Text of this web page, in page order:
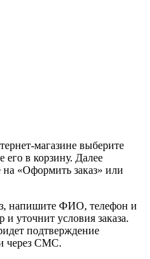
магазине выберите
его в корзину. Далее
«Оформить заказ» или
напишите ФИО, телефон и
уточнит условия заказа.
подтверждение
через СМС.